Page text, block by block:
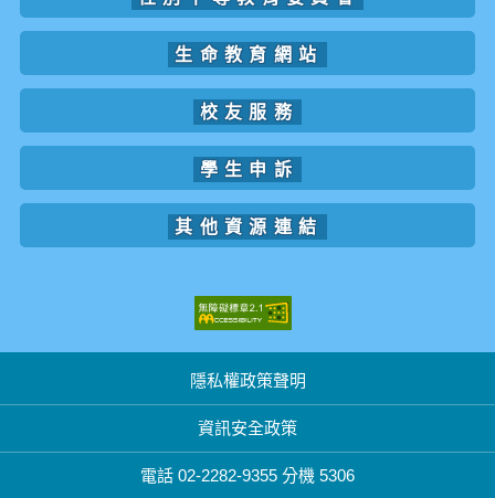
生命教育網站
校友服務
學生申訴
其他資源連結
隱私權政策聲明
資訊安全政策
電話 02-2282-9355 分機 5306